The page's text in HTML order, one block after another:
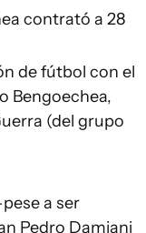
contrató a 28
de fútbol con el
Bengoechea,
(del grupo
a ser
Pedro Damiani